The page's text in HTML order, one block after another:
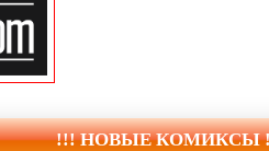
!!! НОВЫЕ КОМИКСЫ